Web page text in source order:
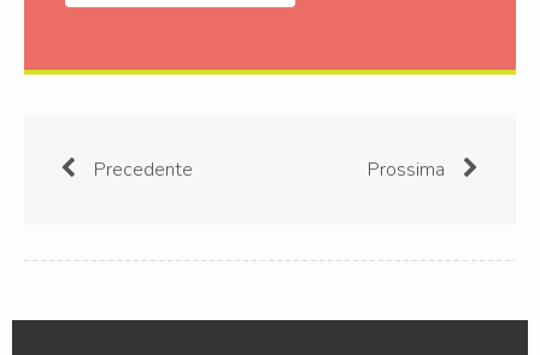
Precedente Prossima